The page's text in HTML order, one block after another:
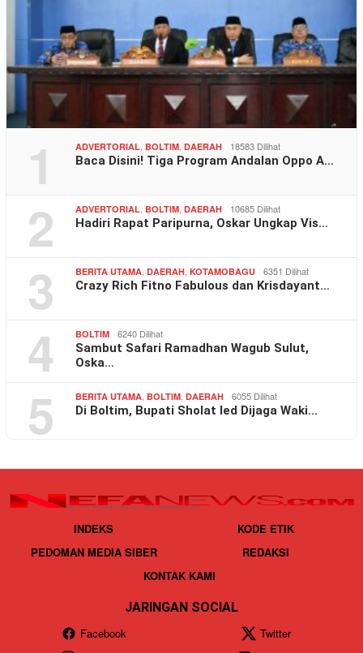
1 ADVERTORIAL, BOLTIM, DAERAH 18583 Dilihat
Baca Disini! Tiga Program Andalan Oppo A…
2 ADVERTORIAL, BOLTIM, DAERAH 10685 Dilihat
Hadiri Rapat Paripurna, Oskar Ungkap Vis…
3 BERITA UTAMA, DAERAH, KOTAMOBAGU 6351 Dilihat
Crazy Rich Fitno Fabulous dan Krisdayant…
4 BOLTIM 6240 Dilihat
Sambut Safari Ramadhan Wagub Sulut,
Oska…
5 BERITA UTAMA, BOLTIM, DAERAH 6055 Dilihat
Di Boltim, Bupati Sholat Ied Dijaga Waki…
INDEKS
KODE ETIK
PEDOMAN MEDIA SIBER
REDAKSI
KONTAK KAMI
JARINGAN SOCIAL
Facebook
Twitter